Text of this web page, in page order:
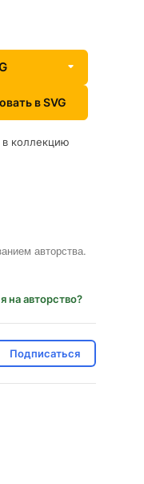
в SVG
в коллекцию
авторства.
на авторство?
Подписаться